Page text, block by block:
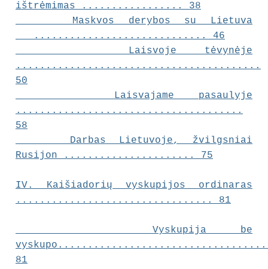
ištrėmimas ................. 38
Maskvos derybos su Lietuva
............................. 46
Laisvoje tėvynėje
.........................................
50
Laisvajame pasaulyje
......................................
58
Darbas Lietuvoje, žvilgsniai
Rusijon ...................... 75
IV. Kaišiadorių vyskupijos ordinaras
................................. 81
Vyskupija be
81